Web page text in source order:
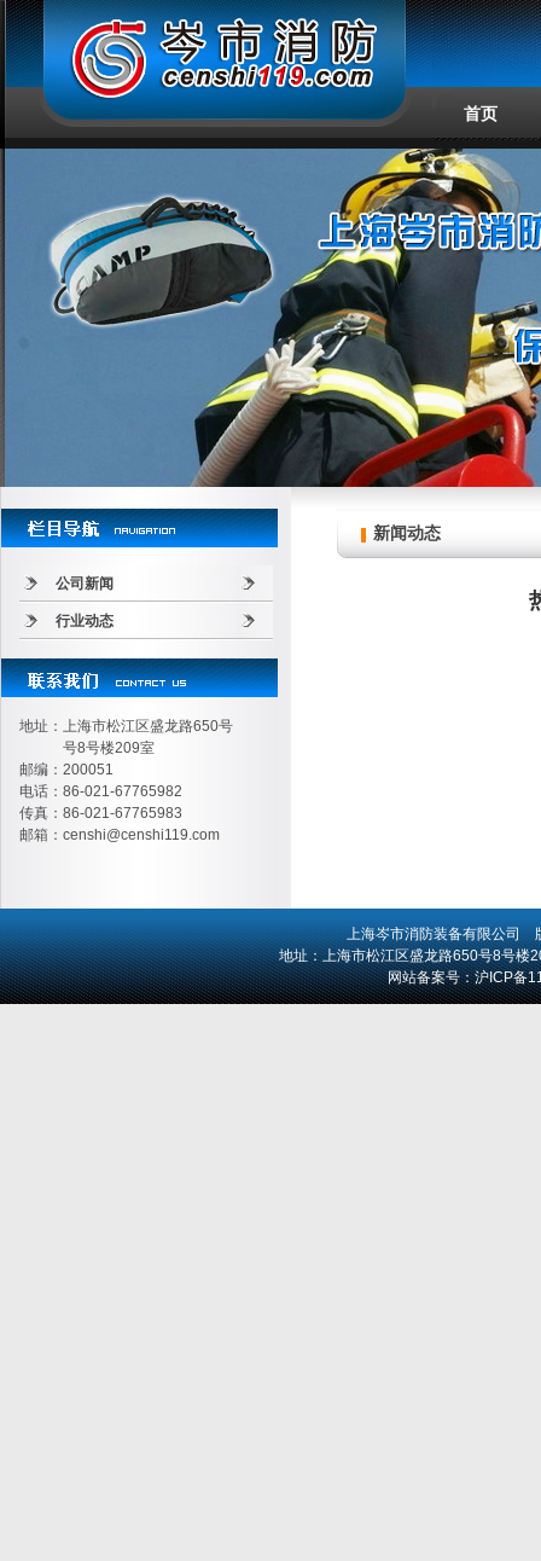
首页
公司新闻
行业动态
地址：上海市松江区盛龙路650号
号8号楼209室
邮编：200051
电话：86-021-67765982
传真：86-021-67765983
邮箱： censhi@censhi119.com
新闻动态
上海岑市消防装备有限公司 版
地址：上海市松江区盛龙路650号8号
网站备案号：沪ICP备